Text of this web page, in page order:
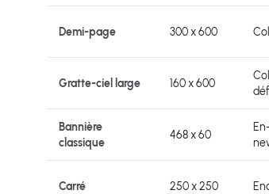
Demi-page 300 x 600
Gratte-ciel large 160 x 600
Bannière
classique
468 x 60
Carré 250 x 250